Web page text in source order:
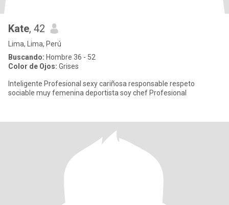
Kate, 42
Lima, Lima, Perú
Buscando: Hombre 36 - 52
Color de Ojos: Grises
Inteligente Profesional sexy cariñosa responsable respeto
sociable muy femenina deportista soy chef Profesional